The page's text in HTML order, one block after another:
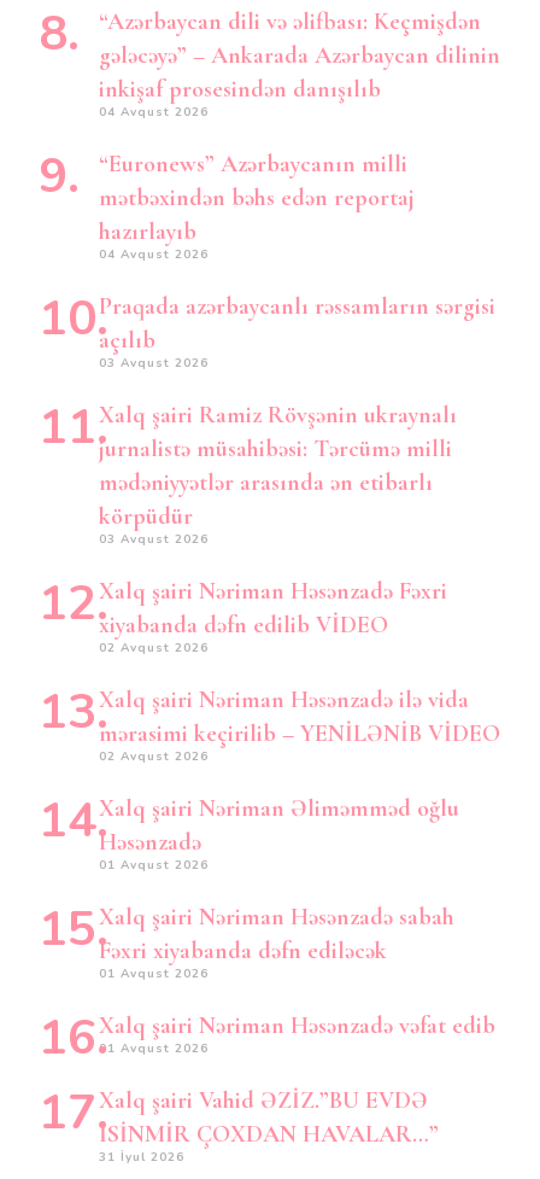
“Azərbaycan dili və əlifbası: Keçmişdən
gələcəyə” – Ankarada Azərbaycan dilinin
inkişaf prosesindən danışılıb
04 Avqust 2026
“Euronews” Azərbaycanın milli
mətbəxindən bəhs edən reportaj
hazırlayıb
04 Avqust 2026
Praqada azərbaycanlı rəssamların sərgisi
açılıb
03 Avqust 2026
Xalq şairi Ramiz Rövşənin ukraynalı
jurnalistə müsahibəsi: Tərcümə milli
mədəniyyətlər arasında ən etibarlı
körpüdür
03 Avqust 2026
Xalq şairi Nəriman Həsənzadə Fəxri
xiyabanda dəfn edilib VİDEO
02 Avqust 2026
Xalq şairi Nəriman Həsənzadə ilə vida
mərasimi keçirilib – YENİLƏNİB VİDEO
02 Avqust 2026
Xalq şairi Nəriman Əliməmməd oğlu
Həsənzadə
01 Avqust 2026
Xalq şairi Nəriman Həsənzadə sabah
Fəxri xiyabanda dəfn ediləcək
01 Avqust 2026
Xalq şairi Nəriman Həsənzadə vəfat edib
01 Avqust 2026
Xalq şairi Vahid ƏZİZ.”BU EVDƏ
İSİNMİR ÇOXDAN HAVALAR…”
31 İyul 2026